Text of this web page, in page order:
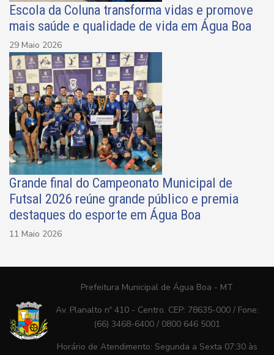
Escola da Coluna transforma vidas e promove
mais saúde e qualidade de vida em Água Boa
29 Maio 2026
Grande final do Campeonato Municipal de
Futsal 2026 reúne grande público e premia
destaques do esporte em Água Boa
11 Maio 2026
Prefeitura Municipal de Água Boa - MT
Av. Planalto nº 410 - Centro. CEP: 78635-000 / Fone:
(66) 3468-6400 / 0800 646 5001
Horário de Atendimento: Segunda a Sexta 07:30 às